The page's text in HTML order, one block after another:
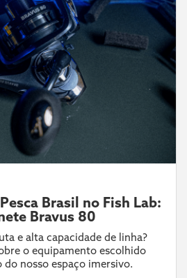
Brasil no Fish Lab:
Bravus 80
e alta capacidade de linha?
o equipamento escolhido
nosso espaço imersivo.